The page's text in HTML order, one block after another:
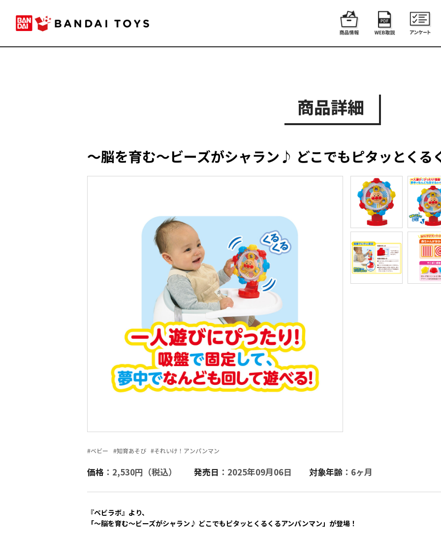
商品詳細
～脳を育む～ビーズがシャラン♪ どこでもピタッとくる
#ベビー #知育あそび #それいけ！アンパンマン
価格 ：2,530円（税込） 発売日 ：2025年09月06日 対象年齢 ：6ヶ月
『ベビラボ』より、
「～脳を育む～ビーズがシャラン♪ どこでもピタッとくるくるアンパンマン」が登場！